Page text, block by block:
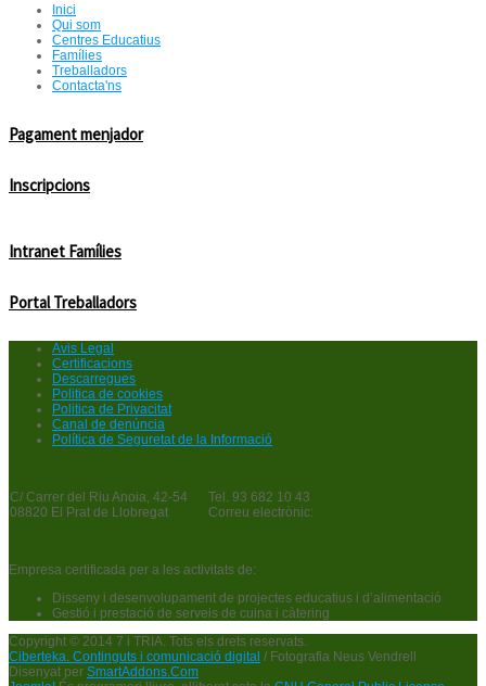
Inici
Qui som
Centres Educatius
Famílies
Treballadors
Contacta'ns
Pagament menjador
Inscripcions
Intranet Famílies
Portal Treballadors
Avis Legal
Certificacions
Descarregues
Politica de cookies
Politica de Privacitat
Canal de denúncia
Política de Seguretat de la Informació
C/ Carrer del Riu Anoia, 42-54
08820 El Prat de Llobregat
Tel. 93 682 10 43
Correu electrònic:
Empresa certificada per a les activitats de:
Disseny i desenvolupament de projectes educatius i d’alimentació
Gestió i prestació de serveis de cuina i càtering
Copyright © 2014 7 i TRIA. Tots els drets reservats.
Ciberteka. Continguts i comunicació digital / Fotografia Neus Vendrell
Disenyat per SmartAddons.Com